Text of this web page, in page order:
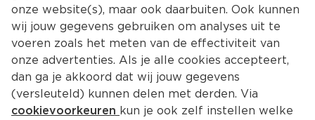
onze website(s), maar ook daarbuiten. Ook kunnen
wij jouw gegevens gebruiken om analyses uit te
voeren zoals het meten van de effectiviteit van
onze advertenties. Als je alle cookies accepteert,
dan ga je akkoord dat wij jouw gegevens
(versleuteld) kunnen delen met derden. Via
cookievoorkeuren kun je ook zelf instellen welke